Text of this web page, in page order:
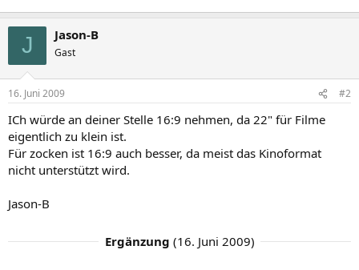
J Jason-B
Gast
16. Juni 2009 #2
ICh würde an deiner Stelle 16:9 nehmen, da 22" für Filme
eigentlich zu klein ist.
Für zocken ist 16:9 auch besser, da meist das Kinoformat
nicht unterstützt wird.
Jason-B
Ergänzung (16. Juni 2009)